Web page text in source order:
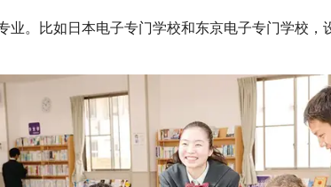
业。比如日本电子专门学校和东京电子专门学校